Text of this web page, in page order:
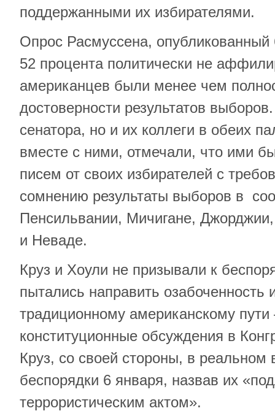
поддержанными их избирателями.
Опрос Расмуссена, опубликованный
52 процента политически не
американцев были менее чем
достоверности результатов
сенатора, но и их коллеги в обеих
вместе с ними, отмечали, что ими
писем от своих избирателей с
сомнению результаты выборов в
Пенсильвании, Мичигане,
и Неваде.
Круз и Хоули не призывали к
пытались направить озабоченность
традиционному американскому
конституционные обсуждения в
Круз, со своей стороны, в реальном
беспорядки 6 января, назвав их
террористическим актом».